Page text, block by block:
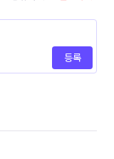
등록